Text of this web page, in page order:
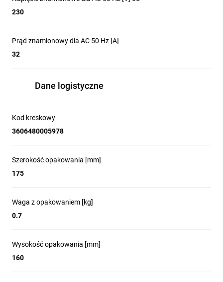
230
Prąd znamionowy dla AC 50 Hz [A]
32
Dane logistyczne
Kod kreskowy
3606480005978
Szerokość opakowania [mm]
175
Waga z opakowaniem [kg]
0.7
Wysokość opakowania [mm]
160